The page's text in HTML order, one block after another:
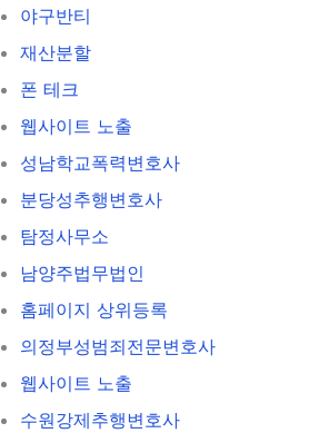
야구반티
재산분할
폰 테크
웹사이트 노출
성남학교폭력변호사
분당성추행변호사
탐정사무소
남양주법무법인
홈페이지 상위등록
의정부성범죄전문변호사
웹사이트 노출
수원강제추행변호사